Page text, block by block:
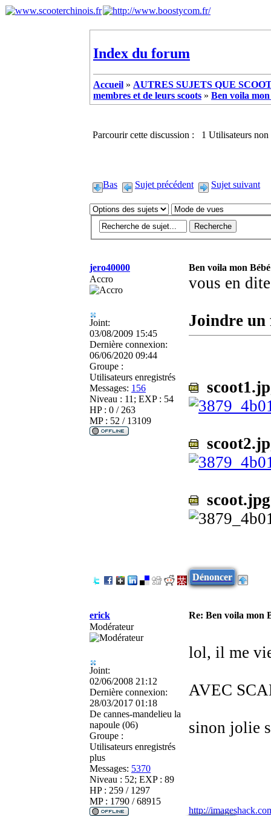
Index du forum
Accueil » AUTRES SUJETS QUE
membres et de leurs scoots » Ben voila mon
Parcourir cette discussion : 1 Utilisateurs non
Bas Sujet précédent Sujet suivant
jero40000
Ben voila mon Bébé
Accro
Joint:
03/08/2009 15:45
Dernière connexion:
06/06/2020 09:44
Groupe :
Utilisateurs enregistrés
Messages: 156
Niveau : 11; EXP : 54
HP : 0 / 263
MP : 52 / 13109
vous en
Joindre
scoot.jpg
Dénoncer
erick
Re: Ben voila mon
Modérateur
Joint:
02/06/2008 21:12
Dernière connexion:
28/03/2017 01:18
De cannes-mandelieu la
napoule (06)
Groupe :
Utilisateurs enregistrés
plus
Messages: 5370
Niveau : 52; EXP : 89
HP : 259 / 1297
MP : 1790 / 68915
lol, il me
AVEC
sinon jolie
http://